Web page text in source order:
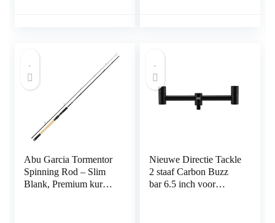
Abu Garcia Tormentor
Spinning Rod – Slim
Blank, Premium kurk
Nieuwe Directie Tackle
2 staaf Carbon Buzz
bar 6.5 inch voor